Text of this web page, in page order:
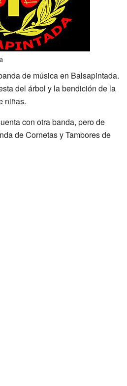
de música en Balsapintada.
del árbol y la bendición de la
niñas.
con otra banda, pero de
de Cornetas y Tambores de